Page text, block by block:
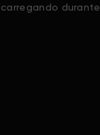
carregando